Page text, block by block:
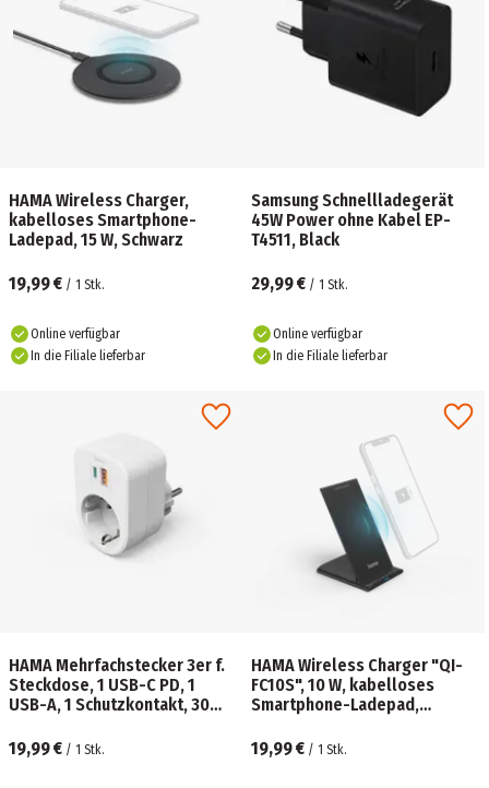
HAMA Wireless Charger,
kabelloses Smartphone-
Ladepad, 15 W, Schwarz
19,99 € / 1 Stk.
Online verfügbar
In die Filiale lieferbar
Samsung Schnellladegerät
45W Power ohne Kabel EP-
T4511, Black
29,99 € / 1 Stk.
Online verfügbar
In die Filiale lieferbar
HAMA Mehrfachstecker 3er f.
Steckdose, 1 USB-C PD, 1
USB-A, 1 Schutzkontakt, 30W,
19,99 € / 1 Stk.
HAMA Wireless Charger "QI-
FC10S", 10 W, kabelloses
Smartphone-Ladepad,
19,99 € / 1 Stk.